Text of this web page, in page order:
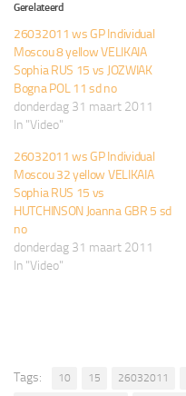
Gerelateerd
26032011 ws GP Individual
Moscou 8 yellow VELIKAIA
Sophia RUS 15 vs JOZWIAK
Bogna POL 11 sd no
donderdag 31 maart 2011
In "Video"
26032011 ws GP Individual
Moscou 32 yellow VELIKAIA
Sophia RUS 15 vs
HUTCHINSON Joanna GBR 5 sd
no
donderdag 31 maart 2011
In "Video"
Tags: 10 15 26032011